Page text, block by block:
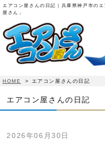
エアコン屋さんの日記｜兵庫県神戸市の
屋さん」
HOME > エアコン屋さんの日記
エアコン屋さんの日記
2026年06月30日